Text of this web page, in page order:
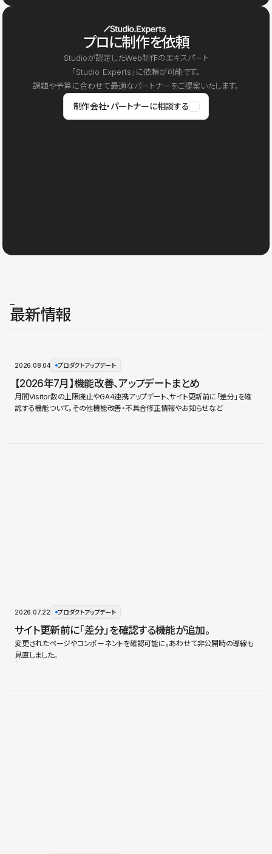
プロに制作を依頼
Studioが認定したWeb制作のエキスパート
「Studio Experts」に依頼が可能です。
課題や予算に合わせて最適なパートナーをご提案いたします。
制作会社・パートナーに相談する
最新情報
2026.08.04 プロダクトアップデート
【2026年7月】機能改善、アップデートまとめ
月間Visitor数の上限廃止やGA4連携アップデート、サイト更新前に「差分」を確
認する機能ついて。その他機能改善・不具合修正情報やお知らせなど
2026.07.22 プロダクトアップデート
サイト更新前に「差分」を確認する機能が追加。
変更されたページやコンポーネントを確認可能に。あわせて非公開時の導線も
見直しました。